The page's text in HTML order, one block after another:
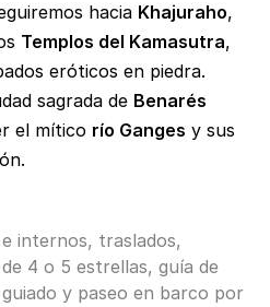
hacia Khajuraho,
Templos del Kamasutra,
eróticos en piedra.
sagrada de Benarés
el mítico río Ganges y sus
internos, traslados,
4 o 5 estrellas, guía de
y paseo en barco por